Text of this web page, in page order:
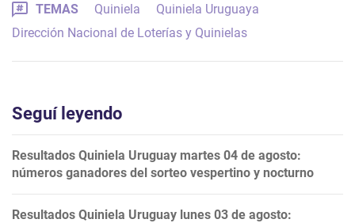
TEMAS Quiniela
Quiniela Uruguaya
Dirección Nacional de Loterías y Quinielas
Seguí leyendo
Resultados Quiniela Uruguay martes 04 de agosto:
números ganadores del sorteo vespertino y nocturno
Resultados Quiniela Uruguay lunes 03 de agosto: